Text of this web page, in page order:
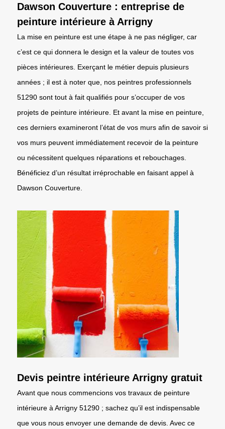
Dawson Couverture : entreprise de
peinture intérieure à Arrigny
La mise en peinture est une étape à ne pas négliger, car
c’est ce qui donnera le design et la valeur de toutes vos
pièces intérieures. Exerçant le métier depuis plusieurs
années ; il est à noter que, nos peintres professionnels
51290 sont tout à fait qualifiés pour s’occuper de vos
projets de peinture intérieure. Et avant la mise en peinture,
ces derniers examineront l’état de vos murs afin de savoir si
vos murs peuvent immédiatement recevoir de la peinture
ou nécessitent quelques réparations et rebouchages.
Bénéficiez d’un résultat irréprochable en faisant appel à
Dawson Couverture.
Devis peintre intérieure Arrigny gratuit
Avant que nous commencions vos travaux de peinture
intérieure à Arrigny 51290 ; sachez qu’il est indispensable
que vous nous envoyer une demande de devis. Avec ce